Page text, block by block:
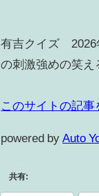
有吉クイズ 2026
の刺激強めの笑
このサイトの記事
powered by Auto
共有: